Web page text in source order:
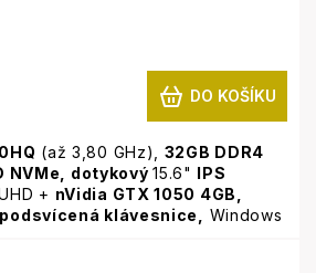
DO KOŠÍKU
(až 3,80 GHz), 32GB DDR4
NVMe, dotykový15.6" IPS
+ nVidia GTX 1050 4GB,
podsvícená klávesnice,
Windows